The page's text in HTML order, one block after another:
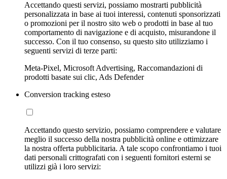
Accettando questi servizi, possiamo mostrarti pubblicità
personalizzata in base ai tuoi interessi, contenuti sponsorizzati
o promozioni per il nostro sito web o prodotti in base al tuo
comportamento di navigazione e di acquisto, misurandone il
successo. Con il tuo consenso, su questo sito utilizziamo i
seguenti servizi di terze parti:
Meta-Pixel, Microsoft Advertising, Raccomandazioni di
prodotti basate sui clic, Ads Defender
Conversion tracking esteso
Accettando questo servizio, possiamo comprendere e valutare
meglio il successo della nostra pubblicità online e ottimizzare
la nostra offerta pubblicitaria. A tale scopo confrontiamo i tuoi
dati personali crittografati con i seguenti fornitori esterni se
utilizzi già i loro servizi: